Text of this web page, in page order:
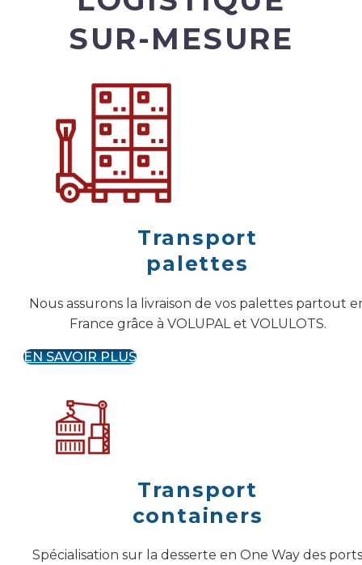
SUR-MESURE
Transport
palettes
Nous assurons la livraison de vos palettes partout
France grâce à VOLUPAL et VOLULOTS.
EN SAVOIR PLUS
Transport
containers
Spécialisation sur la desserte en One Way des ports